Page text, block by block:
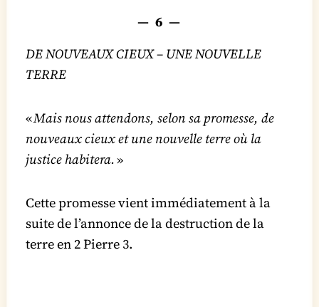
— 6 —
DE NOUVEAUX CIEUX – UNE NOUVELLE
TERRE
«Mais nous attendons, selon sa promesse, de
nouveaux cieux et une nouvelle terre où la
justice habitera.»
Cette promesse vient immédiatement à la
suite de l’annonce de la destruction de la
terre en 2 Pierre 3.